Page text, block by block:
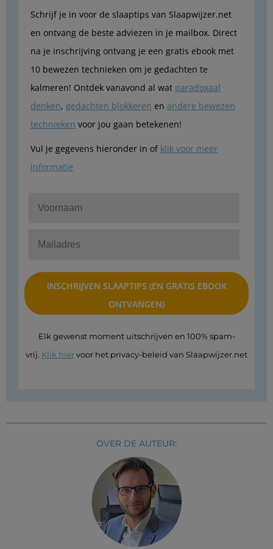
Schrijf je in voor de slaaptips van Slaapwijzer.net
en ontvang de beste adviezen in je mailbox. Direct
na je inschrijving ontvang je een gratis ebook met
10 bewezen technieken om je gedachten te
kalmeren! Ontdek vanavond al wat paradoxaal
denken, gedachten blokkeren en andere bewezen
technieken voor jou gaan betekenen!
Vul je gegevens hieronder in of klik voor meer
informatie
Elk gewenst moment uitschrijven en 100% spam-
vrij. Klik hiervoor het privacy-beleid van Slaapwijzer.net
OVER DE AUTEUR: